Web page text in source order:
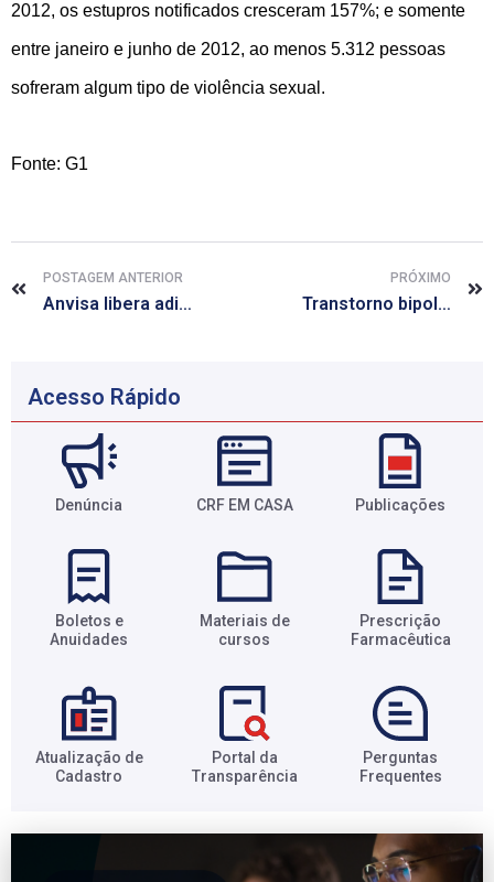
2012, os estupros notificados cresceram 157%; e somente
entre janeiro e junho de 2012, ao menos 5.312 pessoas
sofreram algum tipo de violência sexual.
Fonte: G1
POSTAGEM ANTERIOR
Anvisa libera aditivos ao cigarro que não afetam sabor e cheiro
PRÓXIMO
Transtorno bipolar atinge 4% dos adultos; saiba mais sobre a doença
Acesso Rápido
Denúncia CRF EM CASA Publicações
Boletos e
Anuidades​
Materiais de
cursos​
Prescrição
Farmacêutica​
Atualização de
Cadastro​
Portal da
Transparência​
Perguntas
Frequentes​